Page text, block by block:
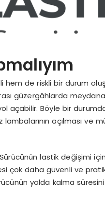
hem de riskli bir durum
güzergâhlarda
açabilir. Böyle bir
açılması ve
lastik değişimi
çok daha güvenli ve
yolda kalma süresini